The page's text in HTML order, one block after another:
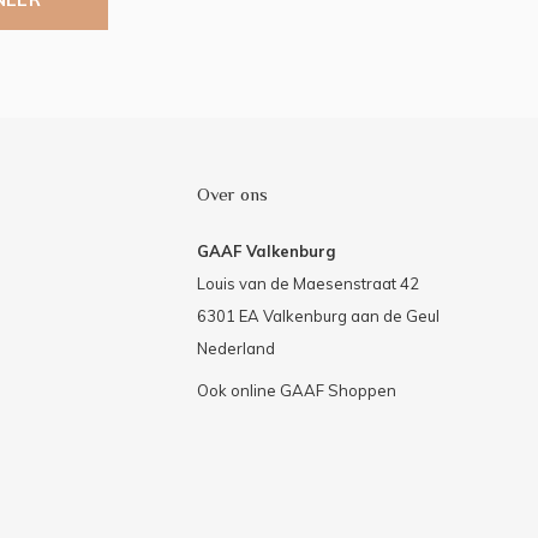
Over ons
GAAF Valkenburg
Louis van de Maesenstraat 42
6301 EA Valkenburg aan de Geul
Nederland
Ook online GAAF Shoppen